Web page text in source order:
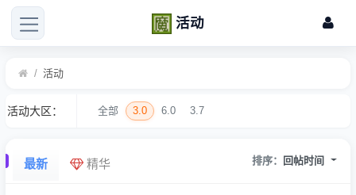
活动
/ 活动
活动大区： 全部 3.0 6.0 3.7
最新 精华 排序： 回帖时间